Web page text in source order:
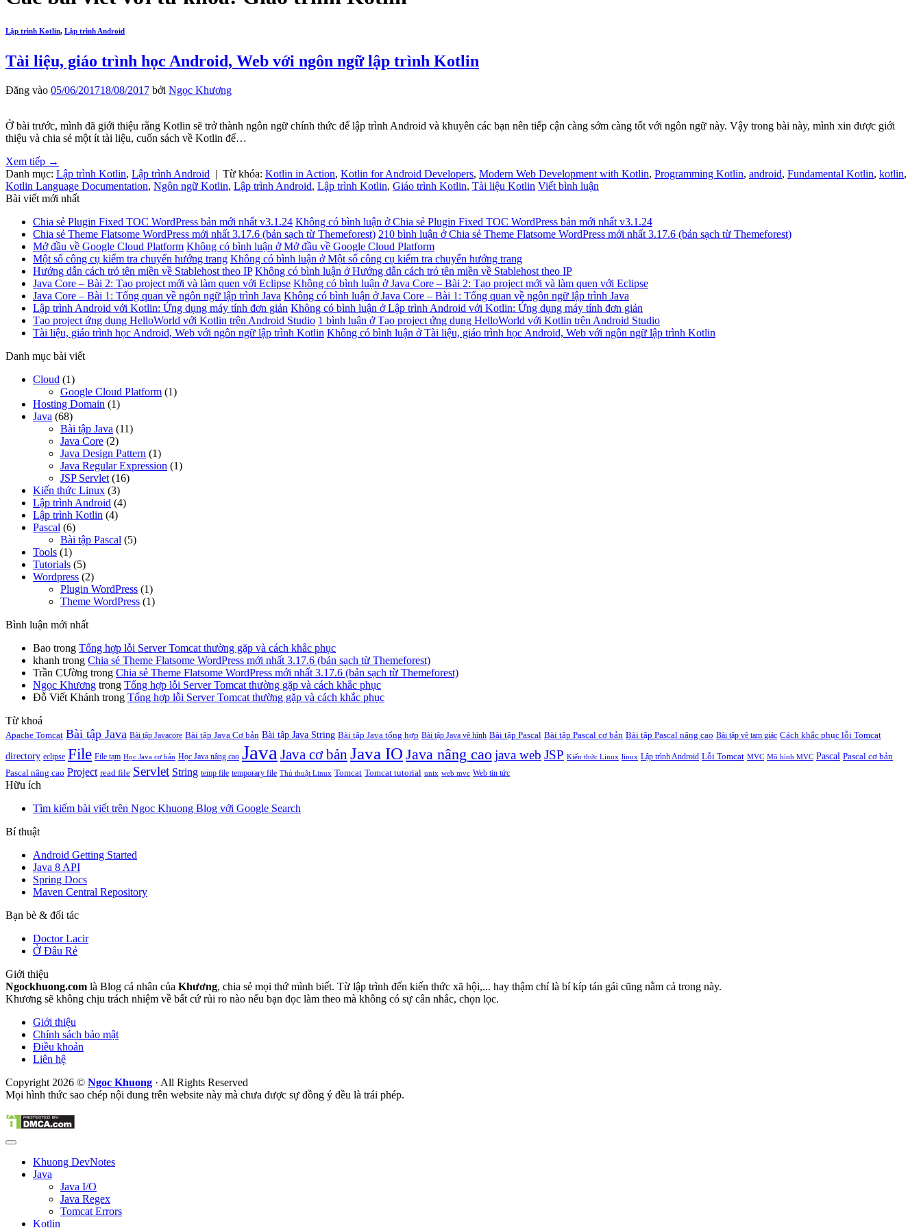
Lập trình Kotlin, Lập trình Android
Tài liệu, giáo trình học Android, Web với ngôn ngữ lập trình Kotlin
Đăng vào 05/06/201718/08/2017 bởi Ngọc Khương
Ở bài trước, mình đã giới thiệu rằng Kotlin sẽ trở thành ngôn ngữ chính thức để lập trình Android và khuyên các bạn nên tiếp cận càng sớm càng tốt với ngôn ngữ này. Vậy trong bài này, mình xin được giới
thiệu và chia sẻ một ít tài liệu, cuốn sách về Kotlin để…
Xem tiếp →
Danh mục: Lập trình Kotlin, Lập trình Android | Từ khóa: Kotlin in Action, Kotlin for Android Developers, Modern Web Development with Kotlin, Programming Kotlin, android, Fundamental Kotlin, kotlin,
Kotlin Language Documentation, Ngôn ngữ Kotlin, Lập trình Android, Lập trình Kotlin, Giáo trình Kotlin, Tài liệu Kotlin Viết bình luận
Bài viết mới nhất
Chia sẻ Plugin Fixed TOC WordPress bản mới nhất v3.1.24 Không có bình luận ở Chia sẻ Plugin Fixed TOC WordPress bản mới nhất v3.1.24
Chia sẻ Theme Flatsome WordPress mới nhất 3.17.6 (bản sạch từ Themeforest) 210 bình luận ở Chia sẻ Theme Flatsome WordPress mới nhất 3.17.6 (bản sạch từ Themeforest)
Mở đầu về Google Cloud Platform Không có bình luận ở Mở đầu về Google Cloud Platform
Một số công cụ kiểm tra chuyển hướng trang Không có bình luận ở Một số công cụ kiểm tra chuyển hướng trang
Hướng dẫn cách trỏ tên miền về Stablehost theo IP Không có bình luận ở Hướng dẫn cách trỏ tên miền về Stablehost theo IP
Java Core – Bài 2: Tạo project mới và làm quen với Eclipse Không có bình luận ở Java Core – Bài 2: Tạo project mới và làm quen với Eclipse
Java Core – Bài 1: Tổng quan về ngôn ngữ lập trình Java Không có bình luận ở Java Core – Bài 1: Tổng quan về ngôn ngữ lập trình Java
Lập trình Android với Kotlin: Ứng dụng máy tính đơn giản Không có bình luận ở Lập trình Android với Kotlin: Ứng dụng máy tính đơn giản
Tạo project ứng dụng HelloWorld với Kotlin trên Android Studio 1 bình luận ở Tạo project ứng dụng HelloWorld với Kotlin trên Android Studio
Tài liệu, giáo trình học Android, Web với ngôn ngữ lập trình Kotlin Không có bình luận ở Tài liệu, giáo trình học Android, Web với ngôn ngữ lập trình Kotlin
Danh mục bài viết
Cloud (1)
Google Cloud Platform (1)
Hosting Domain (1)
Java (68)
Bài tập Java (11)
Java Core (2)
Java Design Pattern (1)
Java Regular Expression (1)
JSP Servlet (16)
Kiến thức Linux (3)
Lập trình Android (4)
Lập trình Kotlin (4)
Pascal (6)
Bài tập Pascal (5)
Tools (1)
Tutorials (5)
Wordpress (2)
Plugin WordPress (1)
Theme WordPress (1)
Bình luận mới nhất
Bao trong Tổng hợp lỗi Server Tomcat thường gặp và cách khắc phục
khanh trong Chia sẻ Theme Flatsome WordPress mới nhất 3.17.6 (bản sạch từ Themeforest)
Trần CƯờng trong Chia sẻ Theme Flatsome WordPress mới nhất 3.17.6 (bản sạch từ Themeforest)
Ngọc Khương trong Tổng hợp lỗi Server Tomcat thường gặp và cách khắc phục
Đỗ Viết Khánh trong Tổng hợp lỗi Server Tomcat thường gặp và cách khắc phục
Từ khoá
Apache Tomcat Bài tập Java Bài tập Javacore Bài tập Java Cơ bản Bài tập Java String Bài tập Java tổng hợp Bài tập Java vẽ hình Bài tập Pascal Bài tập Pascal cơ bản Bài tập Pascal nâng cao Bài tập vẽ tam giác Cách khắc phục lỗi Tomcat
directory eclipse File File tạm Học Java cơ bản Học Java nâng cao Java Java cơ bản Java IO Java nâng caojava web JSP Kiến thức Linux linux Lập trình Android Lỗi Tomcat MVC Mô hình MVC Pascal Pascal cơ bản
Pascal nâng cao Project read file Servlet String temp file temporary file Thủ thuật Linux Tomcat Tomcat tutorial unix web mvc Web tin tức
Hữu ích
Tìm kiếm bài viết trên Ngoc Khuong Blog với Google Search
Bí thuật
Android Getting Started
Java 8 API
Spring Docs
Maven Central Repository
Bạn bè & đối tác
Doctor Lacir
Ở Đâu Rẻ
Giới thiệu
Ngockhuong.com là Blog cá nhân của Khương, chia sẻ mọi thứ mình biết. Từ lập trình đến kiến thức xã hội,... hay thậm chí là bí kíp tán gái cũng nằm cả trong này.
Khương sẽ không chịu trách nhiệm về bất cứ rủi ro nào nếu bạn đọc làm theo mà không có sự cân nhắc, chọn lọc.
Giới thiệu
Chính sách bảo mật
Điều khoản
Liên hệ
Copyright 2026 © Ngoc Khuong · All Rights Reserved
Mọi hình thức sao chép nội dung trên website này mà chưa được sự đồng ý đều là trái phép.
Khuong DevNotes
Java
Java I/O
Java Regex
Tomcat Errors
Kotlin